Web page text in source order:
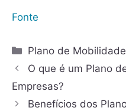
Fonte
Plano de
O que é um Plano
Empresas?
Benefícios dos